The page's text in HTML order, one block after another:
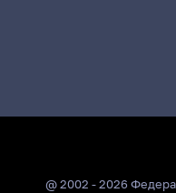
@ 2002 - 2026